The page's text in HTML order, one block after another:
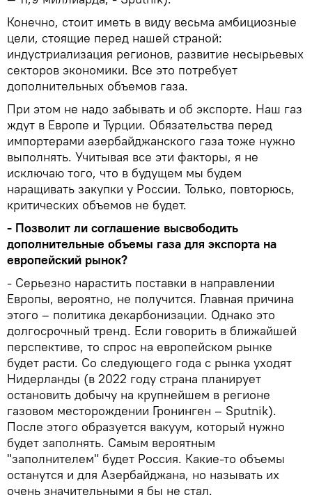
Конечно, стоит иметь в виду весьма амбициозные
цели, стоящие перед нашей страной:
индустриализация регионов, развитие несырьевых
секторов экономики. Все это потребует
дополнительных объемов газа.
При этом не надо забывать и об экспорте. Наш газ
ждут в Европе и Турции. Обязательства перед
импортерами азербайджанского газа тоже нужно
выполнять. Учитывая все эти факторы, я не
исключаю того, что в будущем мы будем
наращивать закупки у России. Только, повторюсь,
критических объемов не будет.
- Позволит ли соглашение высвободить
дополнительные объемы газа для экспорта на
европейский рынок?
- Серьезно нарастить поставки в направлении
Европы, вероятно, не получится. Главная причина
этого – политика декарбонизации. Однако это
долгосрочный тренд. Если говорить в ближайшей
перспективе, то спрос на европейском рынке
будет расти. Со следующего года с рынка уходят
Нидерланды (в 2022 году страна планирует
остановить добычу на крупнейшем в регионе
газовом месторождении Гронинген – Sputnik).
После этого образуется вакуум, который нужно
будет заполнять. Самым вероятным
"заполнителем" будет Россия. Какие-то объемы
останутся и для Азербайджана, но называть их
очень значительными я бы не стал.